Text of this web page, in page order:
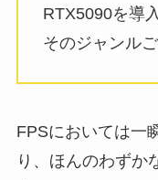
RTX5090を導
そのジャンル
FPSにおいては一
り、ほんのわずか